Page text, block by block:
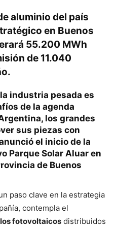
aluminio del país
en Buenos
55.200 MWh
de 11.040
industria pesada es
de la agenda
los grandes
sus piezas con
el inicio de la
Parque Solar Aluar en
de Buenos
paso clave en la estrategia
contempla el
fotovoltaicos distribuidos